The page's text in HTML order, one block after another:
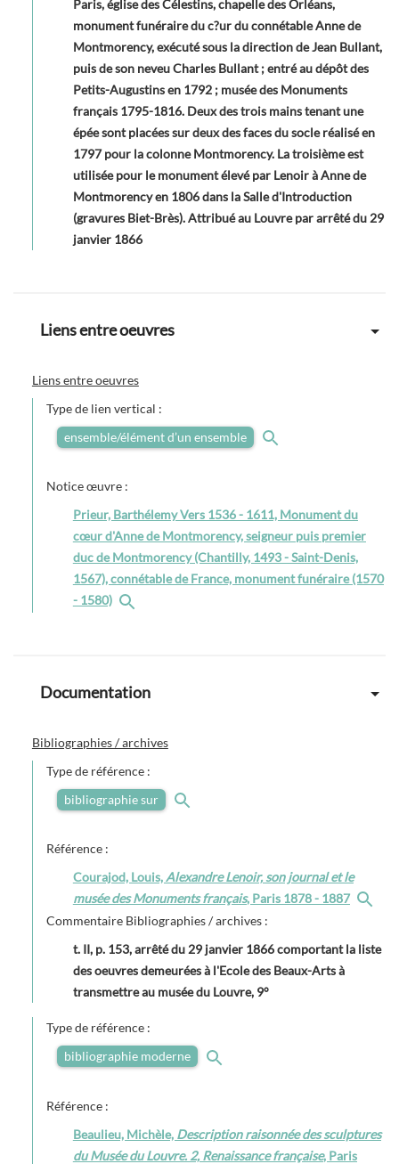
Paris, église des Célestins, chapelle des Orléans,
monument funéraire du c?ur du connétable Anne de
Montmorency, exécuté sous la direction de Jean Bullant,
puis de son neveu Charles Bullant ; entré au dépôt des
Petits-Augustins en 1792 ; musée des Monuments
français 1795-1816. Deux des trois mains tenant une
épée sont placées sur deux des faces du socle réalisé en
1797 pour la colonne Montmorency. La troisième est
utilisée pour le monument élevé par Lenoir à Anne de
Montmorency en 1806 dans la Salle d'Introduction
(gravures Biet-Brès). Attribué au Louvre par arrêté du 29
janvier 1866
Liens entre oeuvres
Liens entre oeuvres
Type de lien vertical :
ensemble/élément d’un ensemble
Notice œuvre :
Prieur, Barthélemy Vers 1536 - 1611, Monument du
cœur d'Anne de Montmorency, seigneur puis premier
duc de Montmorency (Chantilly, 1493 - Saint-Denis,
1567), connétable de France, monument funéraire (1570
- 1580)
Documentation
Bibliographies / archives
Type de référence :
bibliographie sur
Référence :
Courajod, Louis,Alexandre Lenoir, son journal et le
musée des Monuments français, Paris 1878 - 1887
Commentaire Bibliographies / archives :
t. II, p. 153, arrêté du 29 janvier 1866 comportant la liste
des oeuvres demeurées à l'Ecole des Beaux-Arts à
transmettre au musée du Louvre, 9°
Type de référence :
bibliographie moderne
Référence :
Beaulieu, Michèle, Description raisonnée des sculptures
du Musée du Louvre. 2, Renaissance française, Paris